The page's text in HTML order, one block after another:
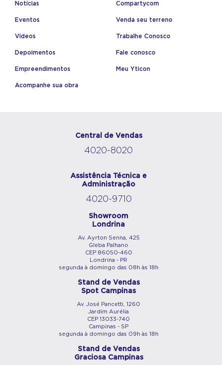
Notícias
Eventos
Videos
Depoimentos
Empreendimentos
Acompanhe sua obra
Compartycom
Venda seu terreno
Trabalhe Conosco
Fale conosco
Meu Yticon
Central de Vendas
4020-8020
Assistência Técnica e
Administração
4020-9710
Showroom
Londrina
Av. Ayrton Senna, 425
Gleba Palhano
CEP 86050-460
Londrina - PR
segunda à domingo das 08h às 18h
Stand de Vendas
Spot Campinas
Av. José Pancetti, 1260
Jardim Aurélia
CEP 13033-740
Campinas - SP
segunda à domingo das 09h às 18h
Stand de Vendas
Graciosa Campinas